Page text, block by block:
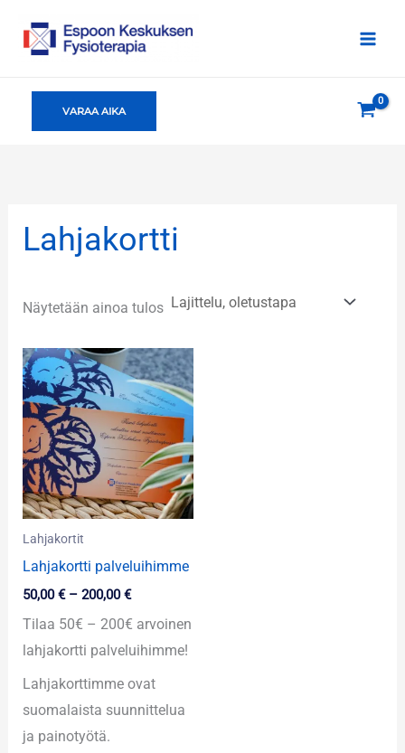
sisältöön
VARAA AIKA
Lahjakortti
Näytetään ainoa tulos
Lahjakortit
Lahjakortti palveluihimme
50,00€ – 200,00€
Hintaluokka:
50,00 €
-
200,00 €
Tilaa 50€ – 200€ arvoinen
lahjakortti palveluihimme!
Lahjakorttimme ovat
suomalaista suunnittelua
ja painotyötä.